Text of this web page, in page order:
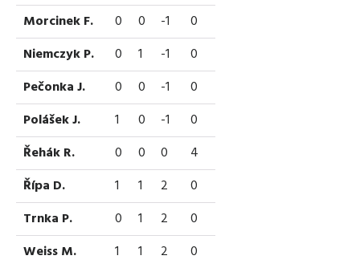
Morcinek F.
0 0 -1
0
Niemczyk P.
0 1 -1
0
Pečonka J.
0 0 -1
0
Polášek J.
1 0 -1
0
Řehák R.
0 0 0
4
Řípa D.
1 1 2
0
Trnka P.
0 1 2
0
Weiss M.
1 1 2 0